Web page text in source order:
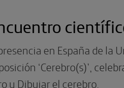
en España de la
‘Cerebro(s)’,
y Dibujar el cerebro.